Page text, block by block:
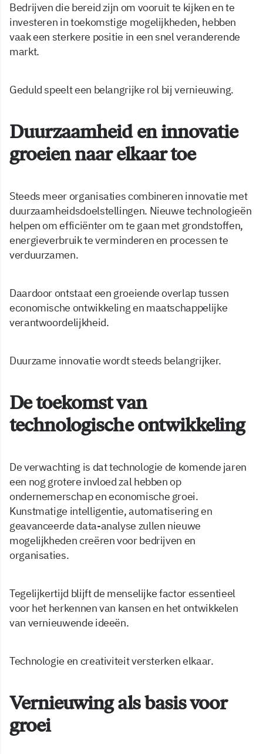
Bedrijven die bereid zijn om vooruit te kijken en te
investeren in toekomstige mogelijkheden, hebben
vaak een sterkere positie in een snel veranderende
markt.
Geduld speelt een belangrijke rol bij vernieuwing.
Duurzaamheid en innovatie
groeien naar elkaar toe
Steeds meer organisaties combineren innovatie met
duurzaamheidsdoelstellingen. Nieuwe technologieën
helpen om efficiënter om te gaan met grondstoffen,
energieverbruik te verminderen en processen te
verduurzamen.
Daardoor ontstaat een groeiende overlap tussen
economische ontwikkeling en maatschappelijke
verantwoordelijkheid.
Duurzame innovatie wordt steeds belangrijker.
De toekomst van
technologische ontwikkeling
De verwachting is dat technologie de komende jaren
een nog grotere invloed zal hebben op
ondernemerschap en economische groei.
Kunstmatige intelligentie, automatisering en
geavanceerde data-analyse zullen nieuwe
mogelijkheden creëren voor bedrijven en
organisaties.
Tegelijkertijd blijft de menselijke factor essentieel
voor het herkennen van kansen en het ontwikkelen
van vernieuwende ideeën.
Technologie en creativiteit versterken elkaar.
Vernieuwing als basis voor
groei